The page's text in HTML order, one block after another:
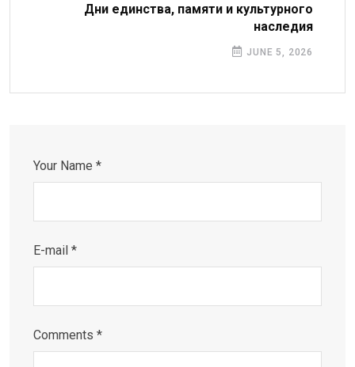
Дни единства, памяти и культурного
наследия
JUNE 5, 2026
Your Name *
E-mail *
Comments *